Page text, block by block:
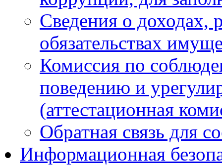
Сведения о доходах,
обязательствах
Комиссия по
поведению и
(аттестационная
Обратная связь для
Информационная